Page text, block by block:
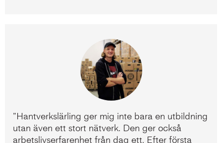
”Hantverkslärling ger mig inte bara en utbildning
utan även ett stort nätverk. Den ger också
arbetslivserfarenhet från dag ett. Efter första